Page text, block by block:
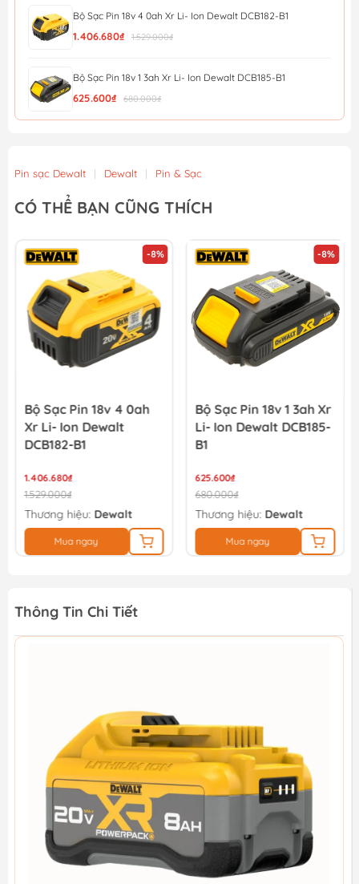
Bộ Sạc Pin 18v 4 0ah Xr Li- Ion Dewalt DCB182-B1
1.406.680₫ 1.529.000₫
Bộ Sạc Pin 18v 1 3ah Xr Li- Ion Dewalt DCB185-B1
625.600₫ 680.000₫
Bộ Sạc Pin 12v/20v Xr 2a Dewalt DCB1102-B1
552.000₫
Bộ Sạc Pin 10 8v 1 3ah Xr Li-ion Dewalt DCB125-B1
521.640₫ 567.000₫
Pin sạc Dewalt | Dewalt | Pin & Sạc
CÓ THỂ BẠN CŨNG THÍCH
-8%
Bộ Sạc Pin 18v 4 0ah
Xr Li- Ion Dewalt
DCB182-B1
1.406.680₫
1.529.000₫
Thương hiệu: Dewalt
Mua ngay
-8%
Bộ Sạc Pin 18v 1 3ah Xr
Li- Ion Dewalt DCB185-
B1
625.600₫
680.000₫
Thương hiệu: Dewalt
Mua ngay
Thông Tin Chi Tiết